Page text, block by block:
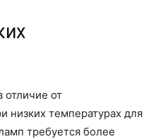
отличие от
температурах для
требуется более